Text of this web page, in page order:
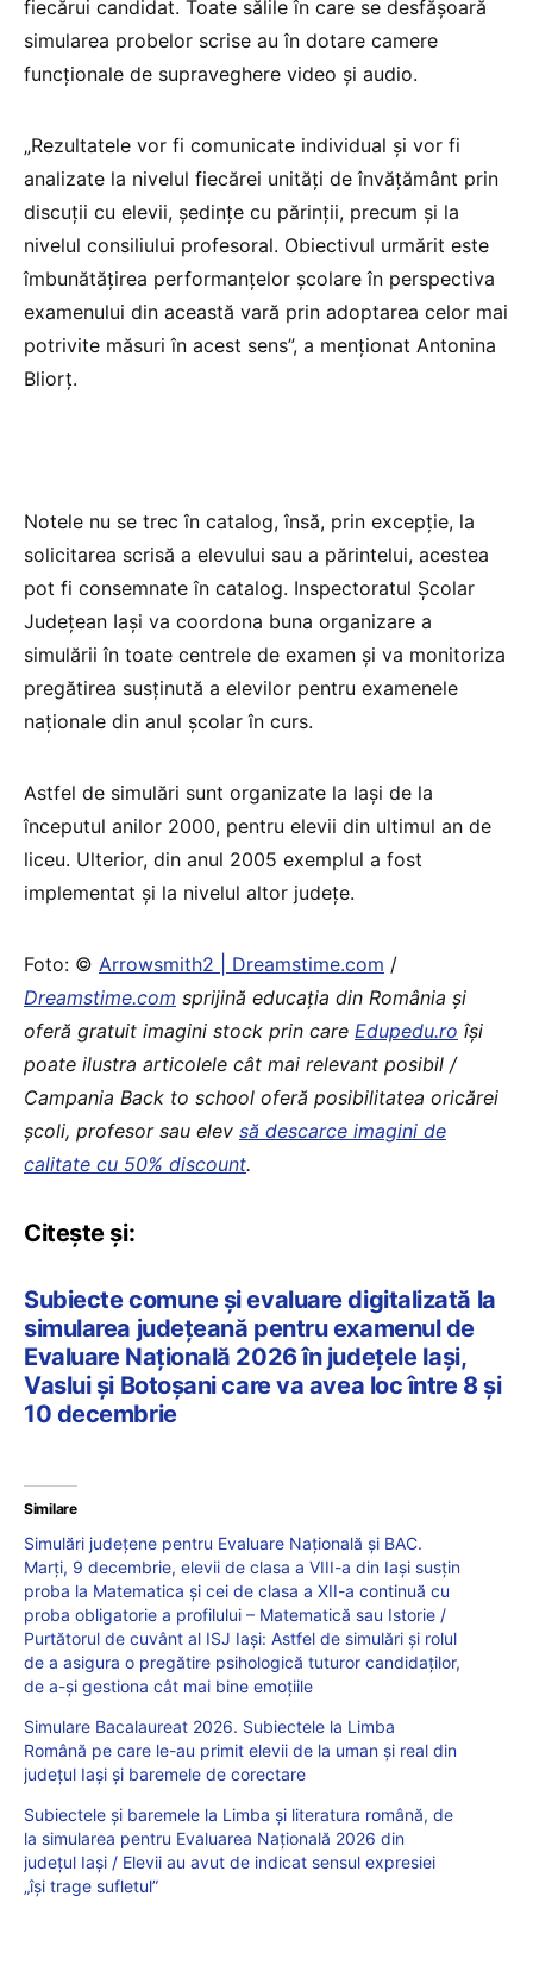
fiecărui candidat. Toate sălile în care se desfăşoară
simularea probelor scrise au în dotare camere
funcţionale de supraveghere video şi audio.
„Rezultatele vor fi comunicate individual şi vor fi
analizate la nivelul fiecărei unităţi de învăţământ prin
discuţii cu elevii, şedinţe cu părinţii, precum şi la
nivelul consiliului profesoral. Obiectivul urmărit este
îmbunătăţirea performanţelor şcolare în perspectiva
examenului din această vară prin adoptarea celor mai
potrivite măsuri în acest sens”, a menţionat Antonina
Bliorţ.
Notele nu se trec în catalog, însă, prin excepţie, la
solicitarea scrisă a elevului sau a părintelui, acestea
pot fi consemnate în catalog. Inspectoratul Şcolar
Judeţean Iaşi va coordona buna organizare a
simulării în toate centrele de examen şi va monitoriza
pregătirea susţinută a elevilor pentru examenele
naţionale din anul şcolar în curs.
Astfel de simulări sunt organizate la Iaşi de la
începutul anilor 2000, pentru elevii din ultimul an de
liceu. Ulterior, din anul 2005 exemplul a fost
implementat şi la nivelul altor judeţe.
Foto: © Arrowsmith2 | Dreamstime.com /
Dreamstime.com sprijină educaţia din România şi
oferă gratuit imagini stock prin care Edupedu.ro îşi
poate ilustra articolele cât mai relevant posibil /
Campania Back to school oferă posibilitatea oricărei
școli, profesor sau elev să descarce imagini de
calitate cu 50% discount.
Citește și:
Subiecte comune și evaluare digitalizată la
simularea județeană pentru examenul de
Evaluare Națională 2026 în județele Iași,
Vaslui și Botoșani care va avea loc între 8 și
10 decembrie
Similare
Simulări județene pentru Evaluare Națională și BAC.
Marți, 9 decembrie, elevii de clasa a VIII-a din Iași susțin
proba la Matematica și cei de clasa a XII-a continuă cu
proba obligatorie a profilului – Matematică sau Istorie /
Purtătorul de cuvânt al ISJ Iași: Astfel de simulări şi rolul
de a asigura o pregătire psihologică tuturor candidaţilor,
de a-şi gestiona cât mai bine emoţiile
Simulare Bacalaureat 2026. Subiectele la Limba
Română pe care le-au primit elevii de la uman și real din
județul Iași și baremele de corectare
Subiectele și baremele la Limba și literatura română, de
la simularea pentru Evaluarea Națională 2026 din
județul Iași / Elevii au avut de indicat sensul expresiei
„își trage sufletul”